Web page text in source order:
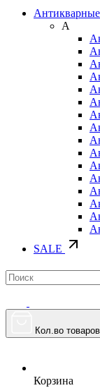
А
SALE
Кол.во
Корзина